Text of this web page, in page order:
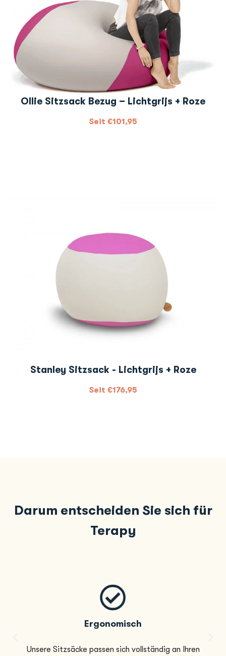
Ollie Sitzsack Bezug – Lichtgrijs + Roze
Seit €101,95
Stanley Sitzsack - Lichtgrijs + Roze
Seit €176,95
Darum entscheiden Sie sich für
Terapy
Ergonomisch
Unsere Sitzsäcke passen sich vollständig an Ihren